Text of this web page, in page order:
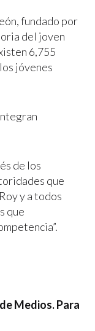
fundado por
del joven
6,755
jóvenes
de los
que
y a todos
que
Medios. Para